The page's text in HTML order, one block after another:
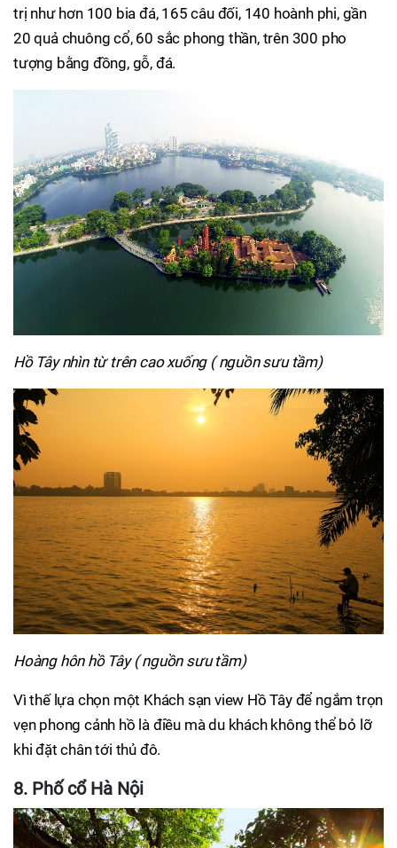
trị như hơn 100 bia đá, 165 câu đối, 140 hoành phi, gần
20 quả chuông cổ, 60 sắc phong thần, trên 300 pho
tượng bằng đồng, gỗ, đá.
Hồ Tây nhìn từ trên cao xuống ( nguồn sưu tầm)
Hoàng hôn hồ Tây ( nguồn sưu tầm)
Vì thế lựa chọn một Khách sạn view Hồ Tây để ngắm trọn
vẹn phong cảnh hồ là điều mà du khách không thể bỏ lỡ
khi đặt chân tới thủ đô.
8. Phố cổ Hà Nội